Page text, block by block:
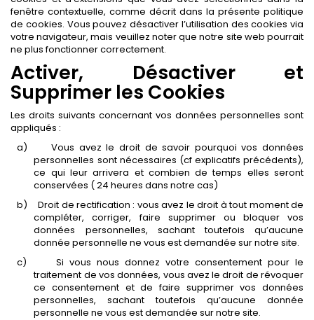
fenêtre contextuelle, comme décrit dans la présente politique
de cookies. Vous pouvez désactiver l’utilisation des cookies via
votre navigateur, mais veuillez noter que notre site web pourrait
ne plus fonctionner correctement.
Activer, Désactiver et
Supprimer les Cookies
Les droits suivants concernant vos données personnelles sont
appliqués :
a)
Vous avez le droit de savoir pourquoi vos données
personnelles sont nécessaires (cf explicatifs précédents),
ce qui leur arrivera et combien de temps elles seront
conservées ( 24 heures dans notre cas)
b)
Droit de rectification : vous avez le droit à tout moment de
compléter, corriger, faire supprimer ou bloquer vos
données personnelles, sachant toutefois qu’aucune
donnée personnelle ne vous est demandée sur notre site.
c)
Si vous nous donnez votre consentement pour le
traitement de vos données, vous avez le droit de révoquer
ce consentement et de faire supprimer vos données
personnelles, sachant toutefois qu’aucune donnée
personnelle ne vous est demandée sur notre site.